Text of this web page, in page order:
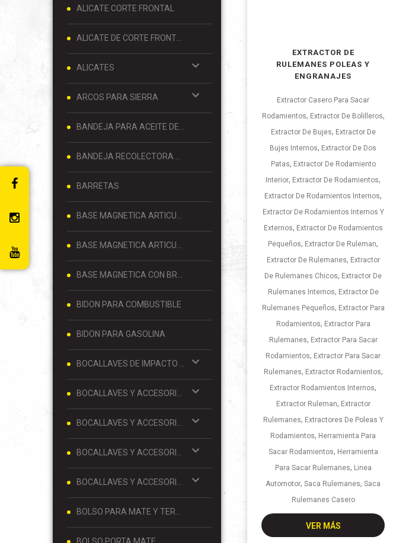
ALICATE CORTE FRONTAL
ALICATE DE CORTE FRONTAL 8 PULGADAS
ALICATES
ARCOS PARA SIERRA
BARRETAS
BIDON PARA COMBUSTIBLE
BIDON PARA GASOLINA
EXTRACTOR DE
RULEMANES POLEAS Y
ENGRANAJES
Extractor Casero Para Sacar
Rodamientos, Extractor De Bolilleros,
Extractor De Bujes, Extractor De
Bujes Internos, Extractor De Dos
Patas, Extractor De Rodamiento
Interior, Extractor De Rodamientos,
Extractor De Rodamientos Internos,
Extractor De Rodamientos Internos Y
Externos, Extractor De Rodamientos
Pequeños, Extractor De Ruleman,
Extractor De Rulemanes, Extractor
De Rulemanes Chicos, Extractor De
Rulemanes Internos, Extractor De
Rulemanes Pequeños, Extractor Para
Rodamientos, Extractor Para
Rulemanes, Extractor Para Sacar
Rodamientos, Extractor Para Sacar
Rulemanes, Extractor Rodamientos,
Extractor Rodamientos Internos,
Extractor Ruleman, Extractor
Rulemanes, Extractores De Poleas Y
Rodamientos, Herramienta Para
Sacar Rodamientos, Herramienta
Para Sacar Rulemanes, Linea
Automotor,Saca Rulemanes,Saca
Rulemanes Casero
VER MÁS